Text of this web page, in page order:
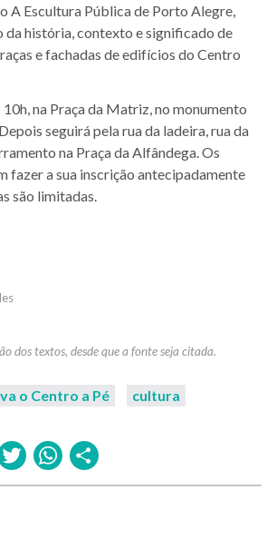
A Escultura Pública de Porto Alegre,
da história, contexto e significado de
e fachadas de edifícios do Centro
na Praça da Matriz, no monumento
seguirá pela rua da ladeira, rua da
na Praça da Alfândega. Os
fazer a sua inscrição antecipadamente
são limitadas.
o Centro a Pé cultura
TwitterWhatsApp